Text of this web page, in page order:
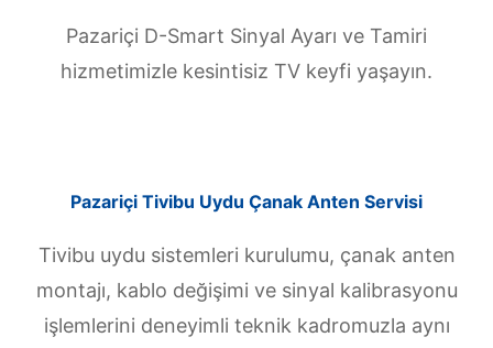
Pazariçi D-Smart Sinyal Ayarı ve Tamiri
hizmetimizle kesintisiz TV keyfi yaşayın.
Pazariçi Tivibu Uydu Çanak Anten Servisi
Tivibu uydu sistemleri kurulumu, çanak anten
montajı, kablo değişimi ve sinyal kalibrasyonu
işlemlerini deneyimli teknik kadromuzla aynı